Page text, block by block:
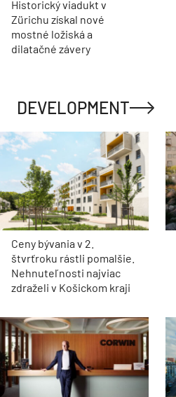
Historický viadukt v
Zürichu získal nové
mostné ložiská a
dilatačné závery
DEVELOPMENT
Ceny bývania v 2.
štvrťroku rástli pomalšie.
Nehnuteľnosti najviac
zdraželi v Košickom kraji